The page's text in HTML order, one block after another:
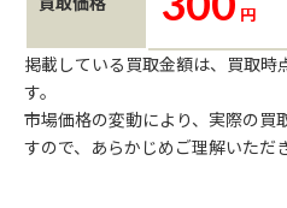
円
掲載している買取金額は、買取時
す。
市場価格の変動により、実際の買
すので、あらかじめご理解いただ